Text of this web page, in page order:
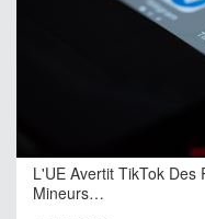
L'UE Avertit TikTok Des
Mineurs…